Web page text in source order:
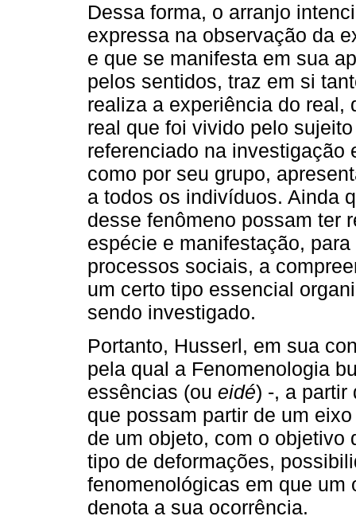
Dessa forma, o arranjo
expressa na observação da
e que se manifesta em sua
pelos sentidos, traz em si
realiza a experiência do real,
real que foi vivido pelo
referenciado na investigação
como por seu grupo,
a todos os indivíduos. Ainda
desse fenômeno possam ter
espécie e manifestação,
processos sociais, a
um certo tipo essencial
sendo investigado.
Portanto, Husserl, em sua
pela qual a Fenomenologia
essências (ou eidé) -, a partir
que possam partir de um
de um objeto, com o objetivo
tipo de deformações,
fenomenológicas em que um
denota a sua ocorrência.